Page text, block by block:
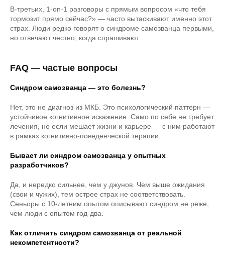
В-третьих, 1-on-1 разговоры с прямым вопросом «что тебя
тормозит прямо сейчас?» — часто вытаскивают именно этот
страх. Люди редко говорят о синдроме самозванца первыми,
но отвечают честно, когда спрашивают.
FAQ — частые вопросы
Синдром самозванца — это болезнь?
Нет, это не диагноз из МКБ. Это психологический паттерн —
устойчивое когнитивное искажение. Само по себе не требует
лечения, но если мешает жизни и карьере — с ним работают
в рамках когнитивно-поведенческой терапии.
Бывает ли синдром самозванца у опытных
разработчиков?
Да, и нередко сильнее, чем у джунов. Чем выше ожидания
(свои и чужих), тем острее страх не соответствовать.
Сеньоры с 10-летним опытом описывают синдром не реже,
чем люди с опытом год-два.
Как отличить синдром самозванца от реальной
некомпетентности?